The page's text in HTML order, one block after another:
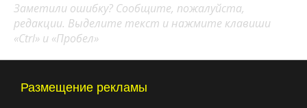
Заметили ошибку? Сообщите, пожалуйста,
редакции. Выделите текст и нажмите клавиши
«Ctrl» и «Пробел»
Размещение рекламы